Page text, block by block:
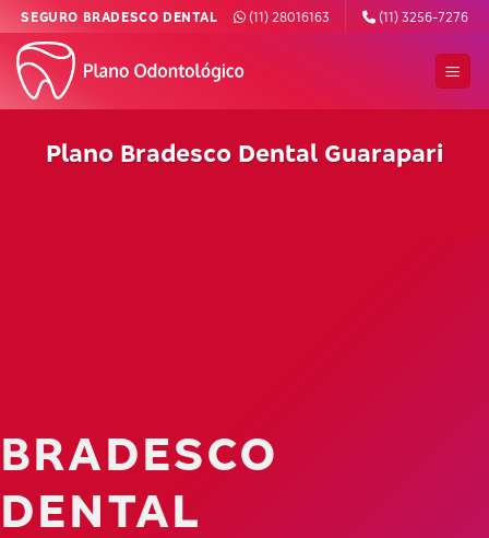
Skip
content
SEGURO BRADESCO DENTAL (11) 28016163 (11) 3256-7276
Plano Bradesco Dental Guarapari
BRADESCO
DENTAL